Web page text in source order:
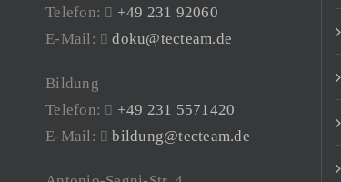
Telefon:
+49 231 92060
E-Mail:
doku@tecteam.de
Bildung
Telefon:
+49 231 5571420
E-Mail:
bildung@tecteam.de